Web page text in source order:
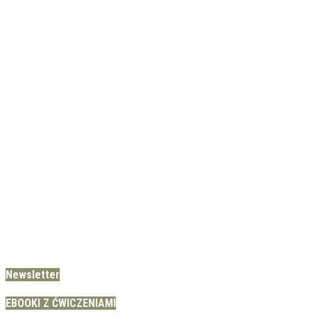
Newsletter
EBOOKI Z ĆWICZENIAMI